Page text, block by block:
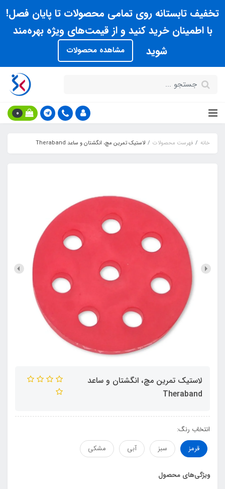
تخفیف تابستانه روی تمامی محصولات تا پایان فصل!
با اطمینان خرید کنید و از قیمت‌های ویژه بهره‌مند
شوید
مشاهده محصولات
0
خانه فهرست محصولات لاستيک تمرين مچ، انگشتان و ساعد Theraband
لاستيک تمرين مچ، انگشتان و ساعد
Theraband
انتخاب رنگ:
قرمز
سبز آبی مشکی
ویژگی‌های محصول